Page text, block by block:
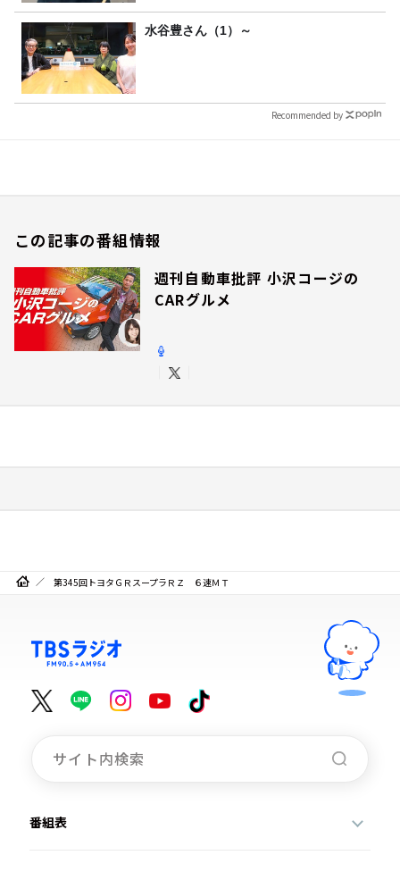
水谷豊さん（1）～
Recommended by
この記事の番組情報
週刊自動車批評 小沢コージの
CARグルメ
第345回トヨタＧＲスープラＲＺ ６速ＭＴ
番組表